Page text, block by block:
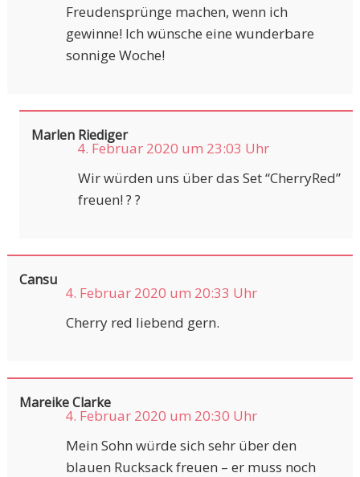
Freudensprünge machen, wenn ich
gewinne! Ich wünsche eine wunderbare
sonnige Woche!
Marlen Riediger
4. Februar 2020 um 23:03 Uhr
Wir würden uns über das Set “CherryRed”
freuen! ? ?
Cansu
4. Februar 2020 um 20:33 Uhr
Cherry red liebend gern.
Mareike Clarke
4. Februar 2020 um 20:30 Uhr
Mein Sohn würde sich sehr über den
blauen Rucksack freuen – er muss noch